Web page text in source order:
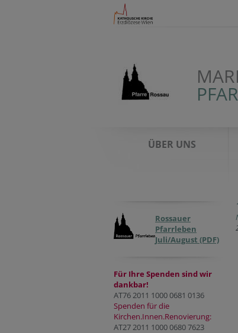
ÜBER UNS
Rossauer
Pfarrleben
Juli/August (PDF)
Für Ihre Spenden sind wir
dankbar!
AT76 2011 1000 0681 0136
Spenden für die
Kirchen.Innen.Renovierung:
AT27 2011 1000 0680 7623